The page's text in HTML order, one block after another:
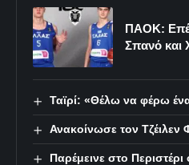
ΠΑΟΚ:
Σπανό και
Ταϊρί: «Θέλω να φέρω
Ανακοίνωσε τον Τζέιλεν
Παρέμεινε στο